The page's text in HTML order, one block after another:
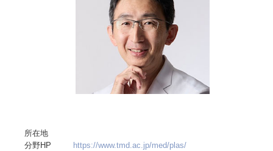
所在地
分野HP
https://www.tmd.ac.jp/med/plas/